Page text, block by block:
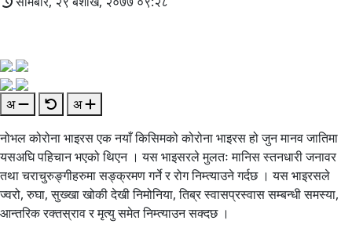
अ
अ
नोभल कोरोना भाइरस एक नयाँ किसिमको कोरोना भाइरस हो जुन मानव जातिमा
यसअघि पहिचान भएको थिएन । यस भाइसरले मुलतः मानिस स्तनधारी जनावर
तथा चराचुरुङ्गीहरुमा सङ्क्रमण गर्ने र रोग निम्त्याउने गर्दछ । यस भाइरसले
ज्वरो, रुघा, सुख्खा खोकी देखी निमोनिया, तिब्र स्वासप्रस्वास सम्बन्धी समस्या,
आन्तरिक रक्तस्राव र मृत्यु समेत निम्त्याउन सक्दछ ।